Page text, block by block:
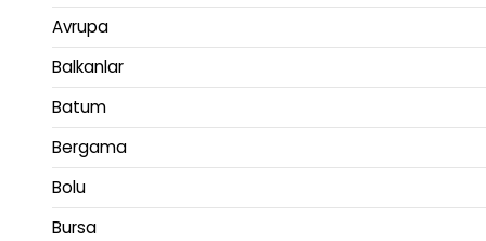
Avrupa
Balkanlar
Batum
Bergama
Bolu
Bursa